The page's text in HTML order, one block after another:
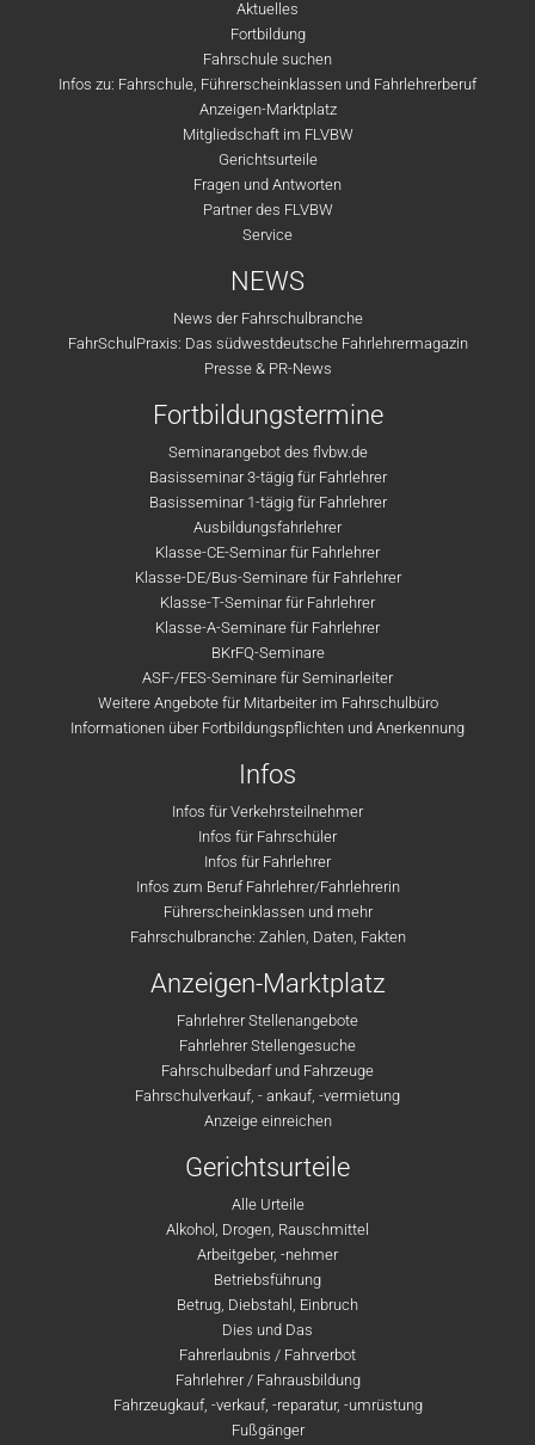
Aktuelles
Fortbildung
Fahrschule suchen
Infos zu: Fahrschule, Führerscheinklassen und Fahrlehrerberuf
Anzeigen-Marktplatz
Mitgliedschaft im FLVBW
Gerichtsurteile
Fragen und Antworten
Partner des FLVBW
Service
NEWS
News der Fahrschulbranche
FahrSchulPraxis: Das südwestdeutsche Fahrlehrermagazin
Presse & PR-News
Fortbildungstermine
Seminarangebot des flvbw.de
Basisseminar 3-tägig für Fahrlehrer
Basisseminar 1-tägig für Fahrlehrer
Ausbildungsfahrlehrer
Klasse-CE-Seminar für Fahrlehrer
Klasse-DE/Bus-Seminare für Fahrlehrer
Klasse-T-Seminar für Fahrlehrer
Klasse-A-Seminare für Fahrlehrer
BKrFQ-Seminare
ASF-/FES-Seminare für Seminarleiter
Weitere Angebote für Mitarbeiter im Fahrschulbüro
Informationen über Fortbildungspflichten und Anerkennung
Infos
Infos für Verkehrsteilnehmer
Infos für Fahrschüler
Infos für Fahrlehrer
Infos zum Beruf Fahrlehrer/Fahrlehrerin
Führerscheinklassen und mehr
Fahrschulbranche: Zahlen, Daten, Fakten
Anzeigen-Marktplatz
Fahrlehrer Stellenangebote
Fahrlehrer Stellengesuche
Fahrschulbedarf und Fahrzeuge
Fahrschulverkauf, - ankauf, -vermietung
Anzeige einreichen
Gerichtsurteile
Alle Urteile
Alkohol, Drogen, Rauschmittel
Arbeitgeber, -nehmer
Betriebsführung
Betrug, Diebstahl, Einbruch
Dies und Das
Fahrerlaubnis / Fahrverbot
Fahrlehrer / Fahrausbildung
Fahrzeugkauf, -verkauf, -reparatur, -umrüstung
Fußgänger